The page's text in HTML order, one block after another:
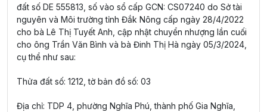
đất số DE 555813, số vào sổ cấp GCN: CS07240 do Sở tài
nguyên và Môi trường tỉnh Đắk Nông cấp ngày 28/4/2022
cho bà Lê Thị Tuyết Anh, cập nhật chuyển nhượng lần cuối
cho ông Trần Văn Bình và bà Đinh Thị Hà ngày 05/3/2024,
cụ thể như sau:
Thửa đất số: 1212, tờ bản đồ số: 03
Địa chỉ: TDP 4, phường Nghĩa Phú, thành phố Gia Nghĩa,